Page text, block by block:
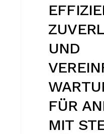
UND
FÜR
MIT